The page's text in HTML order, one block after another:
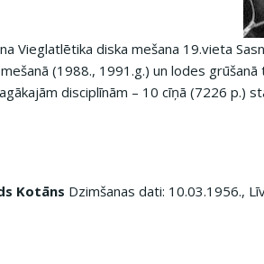
Vieglatlētika diska mešana 19.vieta
(1988., 1991.g.) un lodes
disciplīnām – 10 cīņā (7226 p.)
Kotāns Dzimšanas dati: 10.03.1956.,